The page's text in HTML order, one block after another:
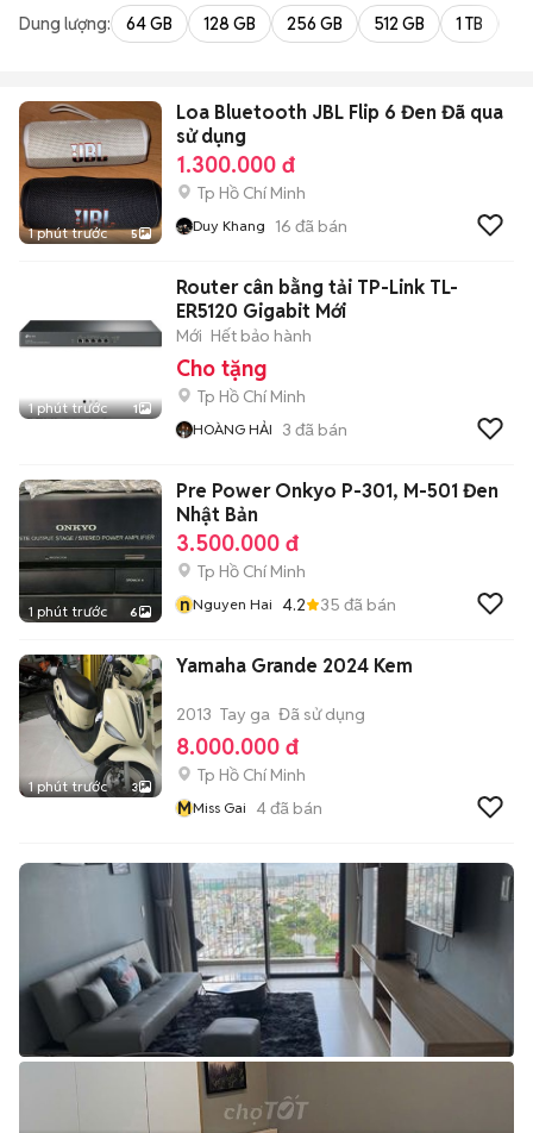
Dung lượng: 64 GB 128 GB 256 GB 512 GB 1 TB
1 phút trước 5
Loa Bluetooth JBL Flip 6 Đen Đã qua
sử dụng
1.300.000 đ
Tp Hồ Chí Minh
Duy Khang 16 đã bán
1 phút trước 1
Router cân bằng tải TP-Link TL-
ER5120 Gigabit Mới
Mới Hết bảo hành
Cho tặng
Tp Hồ Chí Minh
HOÀNG HẢI 3 đã bán
1 phút trước 6
Pre Power Onkyo P-301, M-501 Đen
Nhật Bản
3.500.000 đ
Tp Hồ Chí Minh
nNguyen Hai 4.2 35 đã bán
1 phút trước 3
Yamaha Grande 2024 Kem
2013 Tay ga Đã sử dụng
8.000.000 đ
Tp Hồ Chí Minh
MMiss Gai 4đã bán